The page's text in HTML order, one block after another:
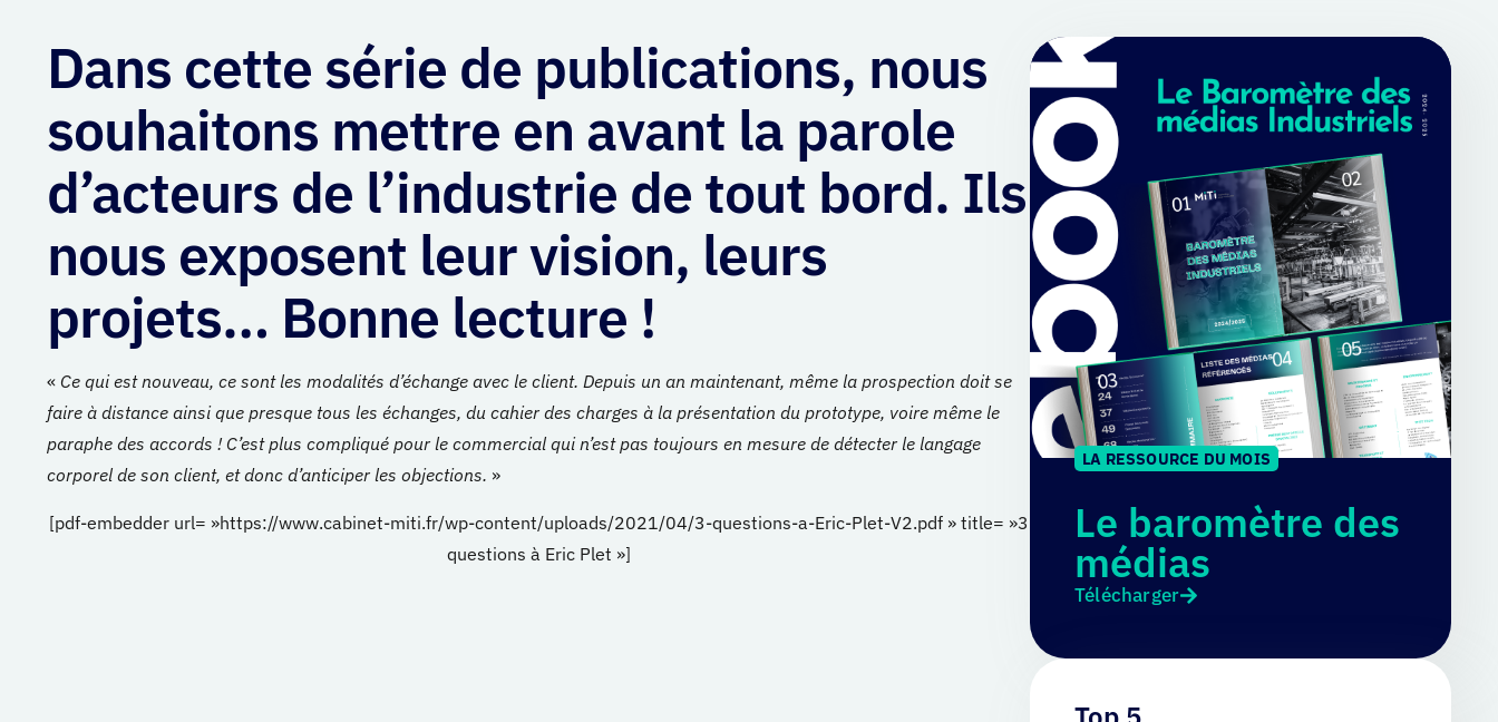
Dans cette série de publications, nous
souhaitons mettre en avant la parole
d’acteurs de l’industrie de tout bord. Ils
nous exposent leur vision, leurs
projets… Bonne lecture !
« Ce qui est nouveau, ce sont les modalités d’échange avec le client. Depuis un an maintenant, même la prospection doit se
faire à distance ainsi que presque tous les échanges, du cahier des charges à la présentation du prototype, voire même le
paraphe des accords ! C’est plus compliqué pour le commercial qui n’est pas toujours en mesure de détecter le langage
corporel de son client, et donc d’anticiper les objections. »
[pdf-embedder url= »https://www.cabinet-miti.fr/wp-content/uploads/2021/04/3-questions-a-Eric-Plet-V2.pdf » title= »3
questions à Eric Plet »]
LA RESSOURCE DU MOIS
Le baromètre des
médias
Télécharger